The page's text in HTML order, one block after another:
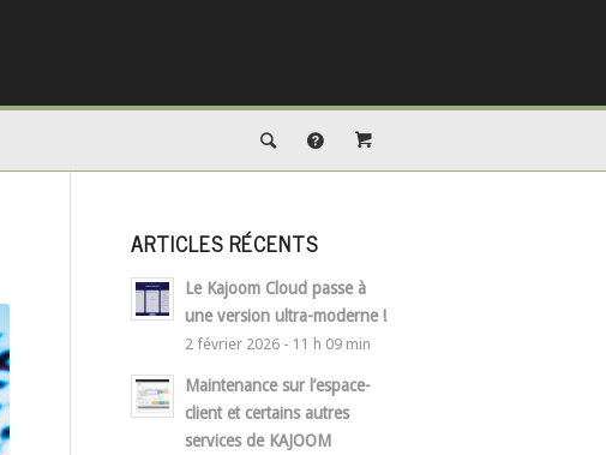
ARTICLES RÉCENTS
Le Kajoom Cloud passe à
une version ultra-moderne !
2 février 2026 - 11 h 09 min
Maintenance sur l’espace-
client et certains autres
services de KAJOOM